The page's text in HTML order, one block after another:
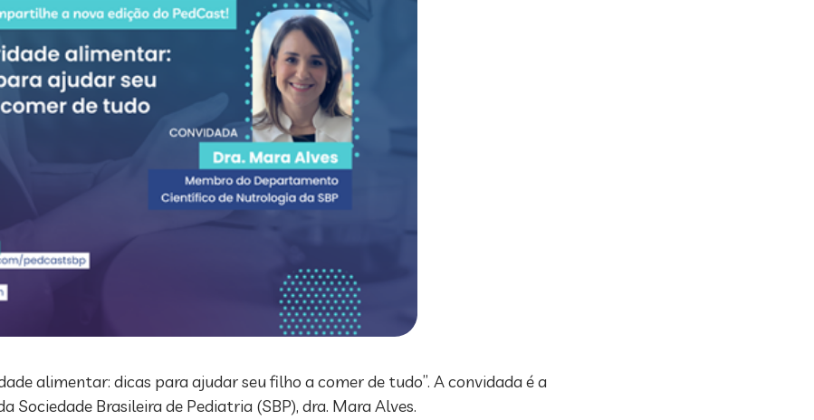
alimentar: dicas para ajudar seu filho a comer de tudo”. A convidada é a
Brasileira de Pediatria (SBP), dra. Mara Alves.